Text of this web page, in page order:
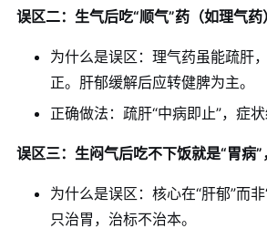
误区二：生气后吃“顺气”药（如理气
为什么是误区：理气药虽能疏肝
正。肝郁缓解后应转健脾为主。
正确做法：疏肝“中病即止”，症状
误区三：生闷气后吃不下饭就是“胃病
为什么是误区：核心在“肝郁”而
只治胃，治标不治本。